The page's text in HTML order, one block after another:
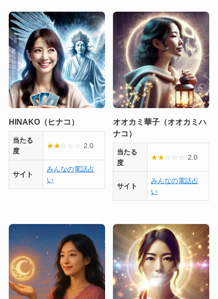
HINAKO（ヒナコ）
当たる
度
★★☆ ☆ ☆ 2.0
サイト
みんなの電話占
い
オオカミ華子（オオカミハ
ナコ）
当たる
度
★★☆ ☆ ☆ 2.0
サイト
みんなの電話占
い